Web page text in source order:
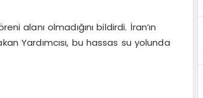
alanı olmadığını bildirdi. İran’ın
Yardımcısı, bu hassas su yolunda